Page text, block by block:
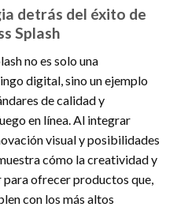
detrás del éxito de
Splash
no es solo una
digital, sino un ejemplo
de calidad y
en línea. Al integrar
visual y posibilidades
cómo la creatividad y
ofrecer productos que,
con los más altos